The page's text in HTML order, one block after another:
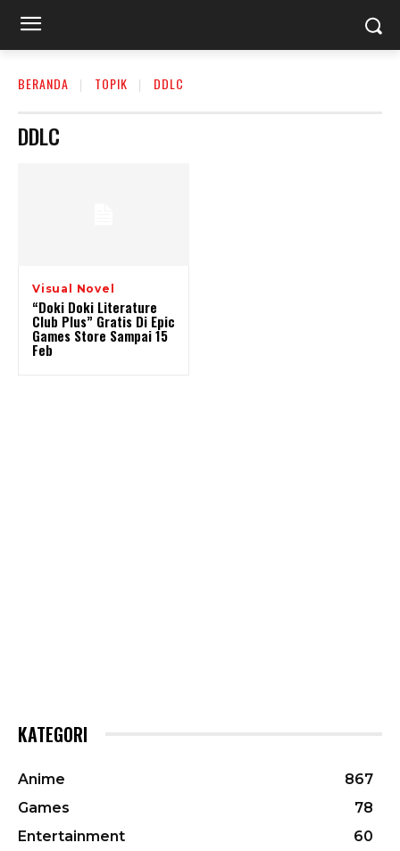
BERANDA TOPIK DDLC
DDLC
Visual Novel
“Doki Doki Literature
Club Plus” Gratis Di Epic
Games Store Sampai 15
Feb
KATEGORI
Anime
867
Games
78
Entertainment
60